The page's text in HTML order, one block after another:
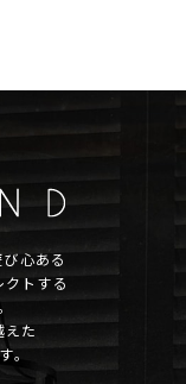
心ある
トする
えた
。